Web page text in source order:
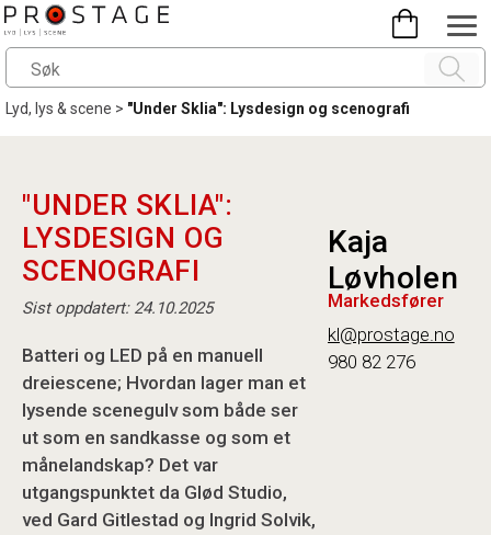
Lyd, lys & scene>"Under Sklia": Lysdesign og scenografi
"UNDER SKLIA":
LYSDESIGN OG
SCENOGRAFI
Sist oppdatert: 24.10.2025
Batteri og LED på en manuell
dreiescene; Hvordan lager man et
lysende scenegulv som både ser
ut som en sandkasse og som et
månelandskap? Det var
utgangspunktet da Glød Studio,
ved Gard Gitlestad og Ingrid Solvik,
Kaja
Løvholen
Markedsfører
kl@prostage.no
980 82 276